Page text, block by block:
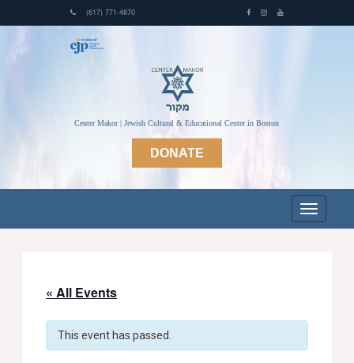
(617) 771-4870
Center Makor | Jewish Cultural & Educational Center in Boston
DONATE
« All Events
This event has passed.